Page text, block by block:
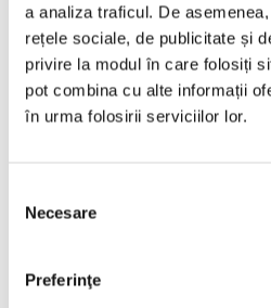
a analiza traficul. De
rețele sociale, de publicitate și
privire la modul în care folosiți
pot combina cu alte informații
în urma folosirii serviciilor lor.
consimțământului
Necesare
Preferinţe
Războiul, între
inutilitatea morții,
români
6 August 2026